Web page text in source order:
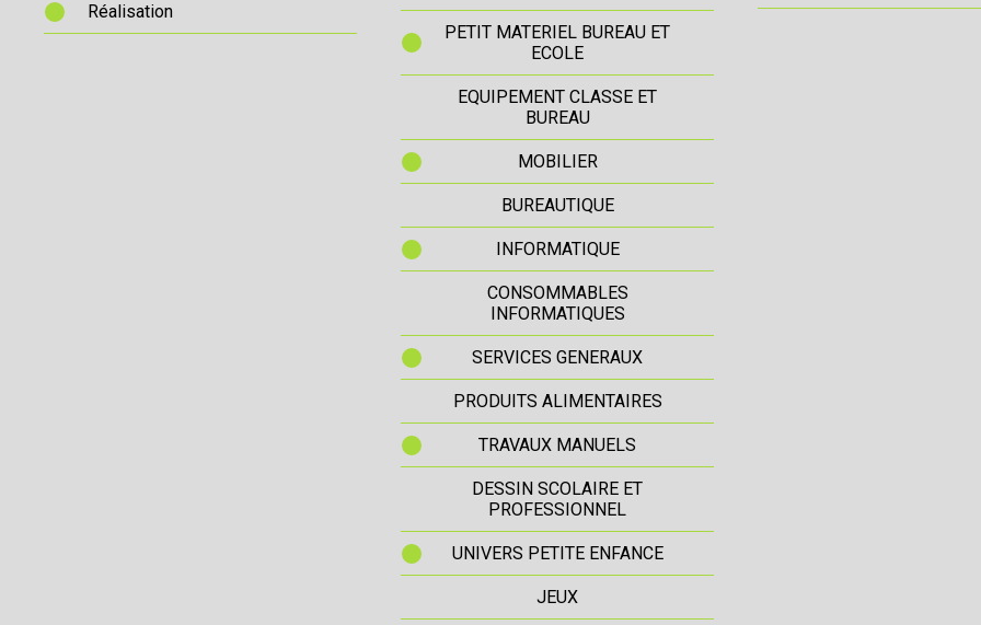
Réalisation
PETIT MATERIEL BUREAU ET
ECOLE
EQUIPEMENT CLASSE ET
BUREAU
MOBILIER
BUREAUTIQUE
INFORMATIQUE
CONSOMMABLES
INFORMATIQUES
SERVICES GENERAUX
PRODUITS ALIMENTAIRES
TRAVAUX MANUELS
DESSIN SCOLAIRE ET
PROFESSIONNEL
UNIVERS PETITE ENFANCE
JEUX